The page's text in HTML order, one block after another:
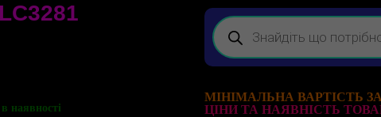
в наявності
МІНІМАЛЬНА ВАРТІСТЬ
ЦІНИ ТА НАЯВНІСТЬ